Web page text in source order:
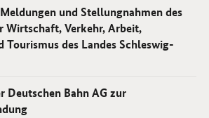
und Stellungnahmen des
Wirtschaft, Verkehr, Arbeit,
Tourismus des Landes Schleswig-
Deutschen Bahn AG zur